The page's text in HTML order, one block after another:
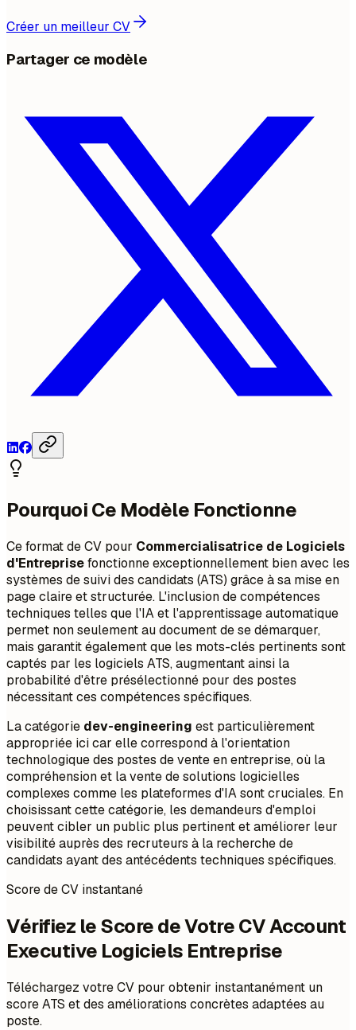
Créer un meilleur CV
Partager ce modèle
Pourquoi Ce Modèle Fonctionne
Ce format de CV pour Commercialisatrice de Logiciels
d'Entreprisefonctionne exceptionnellement bien avec les
systèmes de suivi des candidats (ATS) grâce à sa mise en
page claire et structurée. L'inclusion de compétences
techniques telles que l'IA et l'apprentissage automatique
permet non seulement au document de se démarquer,
mais garantit également que les mots-clés pertinents sont
captés par les logiciels ATS, augmentant ainsi la
probabilité d'être présélectionné pour des postes
nécessitant ces compétences spécifiques.
La catégorie dev-engineering est particulièrement
appropriée ici car elle correspond à l'orientation
technologique des postes de vente en entreprise, où la
compréhension et la vente de solutions logicielles
complexes comme les plateformes d'IA sont cruciales. En
choisissant cette catégorie, les demandeurs d'emploi
peuvent cibler un public plus pertinent et améliorer leur
visibilité auprès des recruteurs à la recherche de
candidats ayant des antécédents techniques spécifiques.
Score de CV instantané
Vérifiez le Score de Votre CV Account
Executive Logiciels Entreprise
Téléchargez votre CV pour obtenir instantanément un
score ATS et des améliorations concrètes adaptées au
poste.